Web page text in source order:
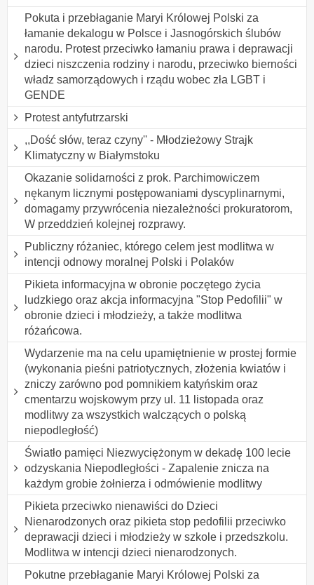
Pokuta i przebłaganie Maryi Królowej Polski za
łamanie dekalogu w Polsce i Jasnogórskich ślubów
narodu. Protest przeciwko łamaniu prawa i deprawacji
dzieci niszczenia rodziny i narodu, przeciwko bierności
władz samorządowych i rządu wobec zła LGBT i
GENDE
Protest antyfutrzarski
,,Dość słów, teraz czyny'' - Młodzieżowy Strajk
Klimatyczny w Białymstoku
Okazanie solidarności z prok. Parchimowiczem
nękanym licznymi postępowaniami dyscyplinarnymi,
domagamy przywrócenia niezależności prokuratorom,
W przeddzień kolejnej rozprawy.
Publiczny różaniec, którego celem jest modlitwa w
intencji odnowy moralnej Polski i Polaków
Pikieta informacyjna w obronie poczętego życia
ludzkiego oraz akcja informacyjna "Stop Pedofilii" w
obronie dzieci i młodzieży, a także modlitwa
różańcowa.
Wydarzenie ma na celu upamiętnienie w prostej formie
(wykonania pieśni patriotycznych, złożenia kwiatów i
zniczy zarówno pod pomnikiem katyńskim oraz
cmentarzu wojskowym przy ul. 11 listopada oraz
modlitwy za wszystkich walczących o polską
niepodległość)
Światło pamięci Niezwyciężonym w dekadę 100 lecie
odzyskania Niepodległości - Zapalenie znicza na
każdym grobie żołnierza i odmówienie modlitwy
Pikieta przeciwko nienawiści do Dzieci
Nienarodzonych oraz pikieta stop pedofilii przeciwko
deprawacji dzieci i młodzieży w szkole i przedszkolu.
Modlitwa w intencji dzieci nienarodzonych.
Pokutne przebłaganie Maryi Królowej Polski za